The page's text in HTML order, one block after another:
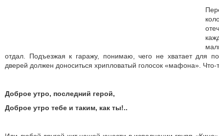
отдал. Подъезжая к гаражу, понимаю, чего не хватает для
дверей должен доноситься хрипловатый голосок «мафона». Что-
Доброе утро, последний герой,
Доброе утро тебе и таким, как ты!..